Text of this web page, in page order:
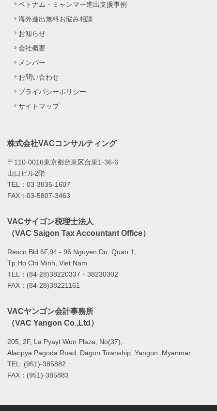
ベトナム・ミャンマー進出支援事例
海外進出無料お悩み相談
お知らせ
会社概要
メンバー
お問い合わせ
プライバシーポリシー
サイトマップ
株式会社VACコンサルティング
〒110-0016東京都台東区台東1-36-6
山口ビル2階
TEL：03-3835-1607
FAX：03-5807-3463
VACサイゴン税理士法人
（VAC Saigon Tax Accountant Office）
Resco Bld 6F,94 - 96 Nguyen Du, Quan 1,
Tp.Ho Chi Minh, Viet Nam
TEL：(84-28)38220337・38230302
FAX：(84-28)38221161
VACヤンゴン会計事務所
（VAC Yangon Co.,Ltd）
205, 2F, La Pyayt Wun Plaza, No(37),
Alanpya Pagoda Road, Dagon Township, Yangon ,Myanmar
TEL: (951)-385882
FAX：(951)-385883